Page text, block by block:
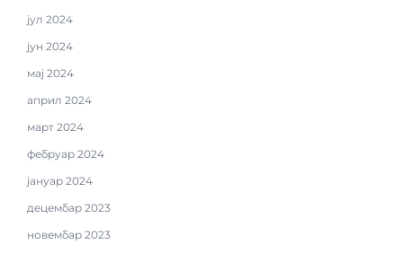
јул 2024
јун 2024
мај 2024
април 2024
март 2024
фебруар 2024
јануар 2024
децембар 2023
новембар 2023